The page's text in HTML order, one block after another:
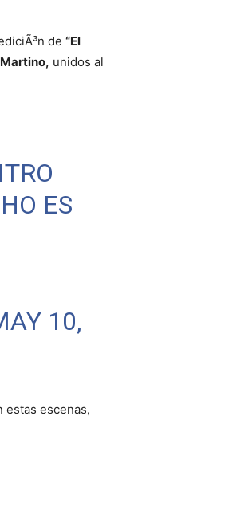
de “El
unidos al
ES
10,
estas escenas,